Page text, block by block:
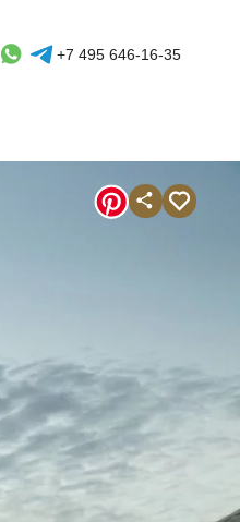
Whatsapp контакт
Telegram контакт
+7 495 646-16-35